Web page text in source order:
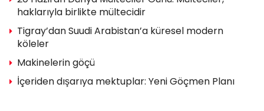
haklarıyla birlikte mültecidir
Tigray’dan Suudi Arabistan’a küresel modern
köleler
Makinelerin göçü
İçeriden dışarıya mektuplar: Yeni Göçmen Planı